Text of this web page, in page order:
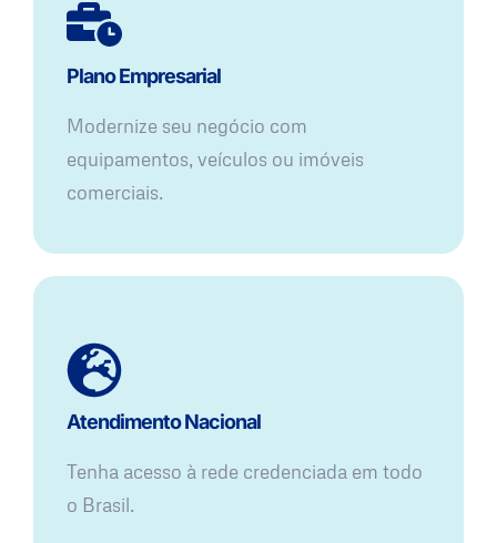
Plano Empresarial
Modernize seu negócio com
equipamentos, veículos ou imóveis
comerciais.
Atendimento Nacional
Tenha acesso à rede credenciada em todo
o Brasil.